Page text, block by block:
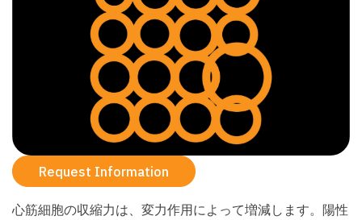
Request Information
心筋細胞の収縮力は、変力作用によって増減します。陽性